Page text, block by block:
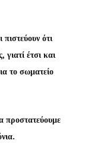
ότι
γιατί έτσι και
το σωματείο
προστατεύουμε